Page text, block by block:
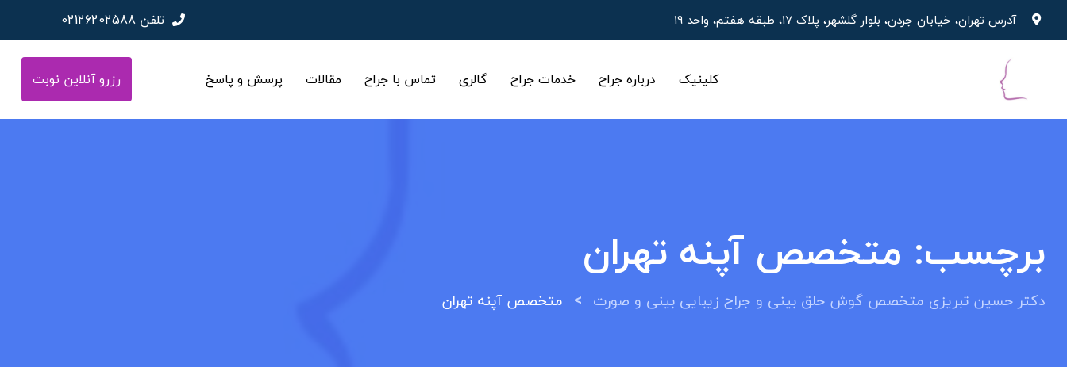
آدرس تهران، خیابان جردن، بلوار گلشهر، پلاک 17، طبقه هفتم، واحد 19 تلفن 02126202588
کلینیک درباره جراح خدمات جراح گالری تماس با جراح مقالات پرسش و پاسخ رزرو آنلاین نوبت
برچسب: متخصص آپنه تهران
دکتر حسین تبریزی متخصص گوش حلق بینی و جراح زیبایی بینی و صورت > متخصص آپنه تهران